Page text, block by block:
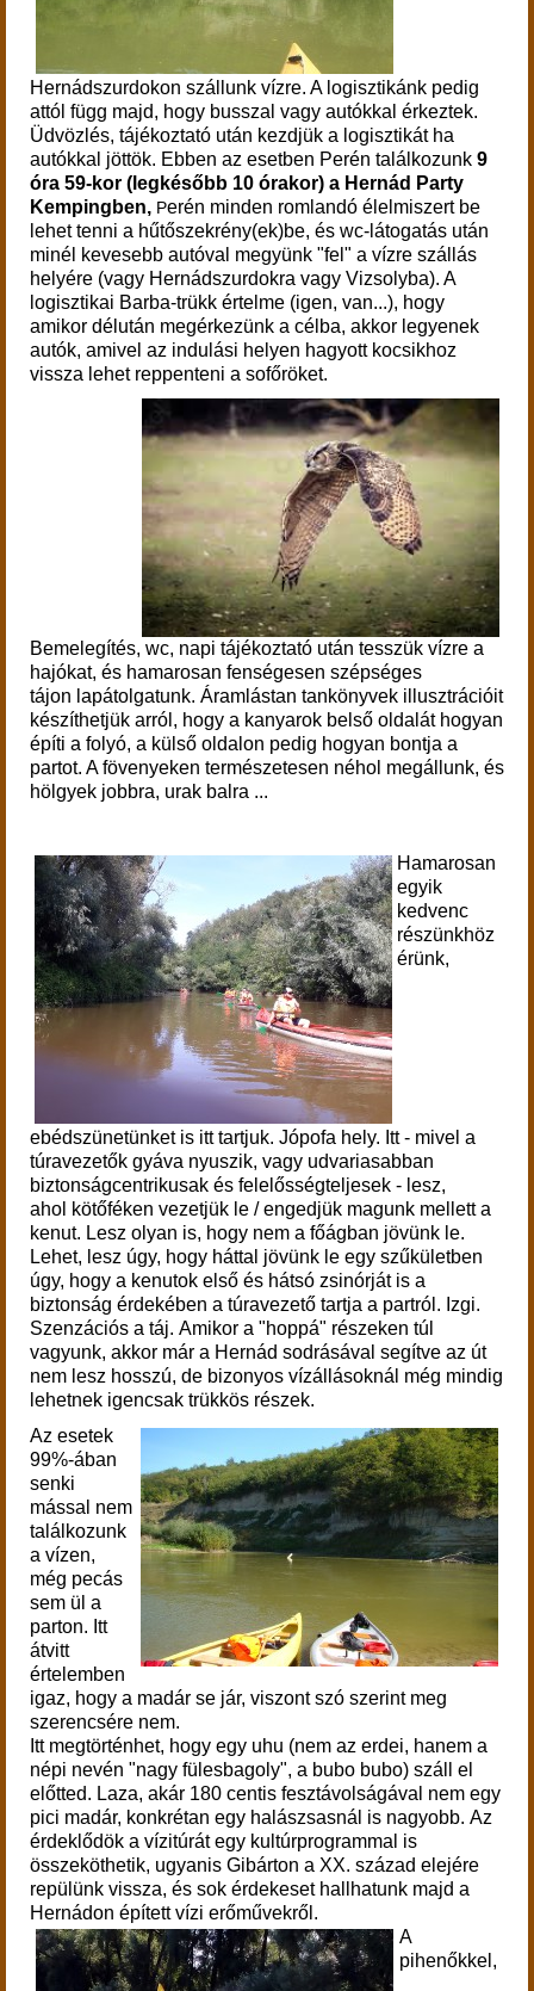
Hernádszurdokon szállunk vízre. A logisztikánk pedig
attól függ majd, hogy busszal vagy autókkal érkeztek.
Üdvözlés, tájékoztató után kezdjük a logisztikát ha
autókkal jöttök. Ebben az esetben Perén találkozunk 9
óra 59-kor (legkésőbb 10 órakor) a Hernád Party
Kempingben, Perén minden romlandó élelmiszert be
lehet tenni a hűtőszekrény(ek)be, és wc-látogatás után
minél kevesebb autóval megyünk "fel" a vízre szállás
helyére (vagy Hernádszurdokra vagy Vizsolyba). A
logisztikai Barba-trükk értelme (igen, van...), hogy
amikor délután megérkezünk a célba, akkor legyenek
autók, amivel az indulási helyen hagyott kocsikhoz
vissza lehet reppenteni a sofőröket.
Bemelegítés, wc, napi tájékoztató után tesszük vízre a
hajókat, és hamarosan fenségesen szépséges
tájon lapátolgatunk. Áramlástan tankönyvek illusztrációit
készíthetjük arról, hogy a kanyarok belső oldalát hogyan
építi a folyó, a külső oldalon pedig hogyan bontja a
partot. A fövenyeken természetesen néhol megállunk, és
hölgyek jobbra, urak balra ...
Hamarosan
egyik
kedvenc
részünkhöz
érünk,
ebédszünetünket is itt tartjuk. Jópofa hely. Itt - mivel a
túravezetők gyáva nyuszik, vagy udvariasabban
biztonságcentrikusak és felelősségteljesek - lesz,
ahol kötőféken vezetjük le / engedjük magunk mellett a
kenut. Lesz olyan is, hogy nem a főágban jövünk le.
Lehet, lesz úgy, hogy háttal jövünk le egy szűkületben
úgy, hogy a kenutok első és hátsó zsinórját is a
biztonság érdekében a túravezető tartja a partról. Izgi.
Szenzációs a táj. Amikor a "hoppá" részeken túl
vagyunk, akkor már a Hernád sodrásával segítve az út
nem lesz hosszú, de bizonyos vízállásoknál még mindig
lehetnek igencsak trükkös részek.
Az esetek
99%-ában
senki
mással nem
találkozunk
a vízen,
még pecás
sem ül a
parton. Itt
átvitt
értelemben
igaz, hogy a madár se jár, viszont szó szerint meg
szerencsére nem.
Itt megtörténhet, hogy egy uhu (nem az erdei, hanem a
népi nevén "nagy fülesbagoly", a bubo bubo) száll el
előtted. Laza, akár 180 centis fesztávolságával nem egy
pici madár, konkrétan egy halászsasnál is nagyobb. Az
érdeklődök a vízitúrát egy kultúrprogrammal is
összeköthetik, ugyanis Gibárton a XX. század elejére
repülünk vissza, és sok érdekeset hallhatunk majd a
Hernádon épített vízi erőművekről.
A
pihenőkkel,